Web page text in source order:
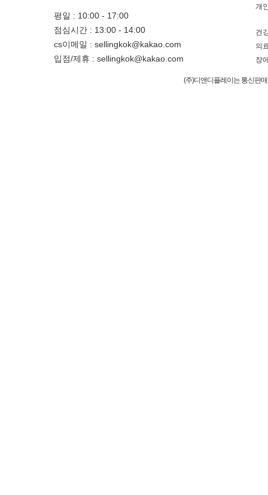
평일 : 10:00 - 17:00
점심시간 : 13:00 - 14:00
cs이메일 : sellingkok@kakao.com
입점/제휴 : sellingkok@kakao.com
개
건
의
장
(주)디앤디플레이는 통신판